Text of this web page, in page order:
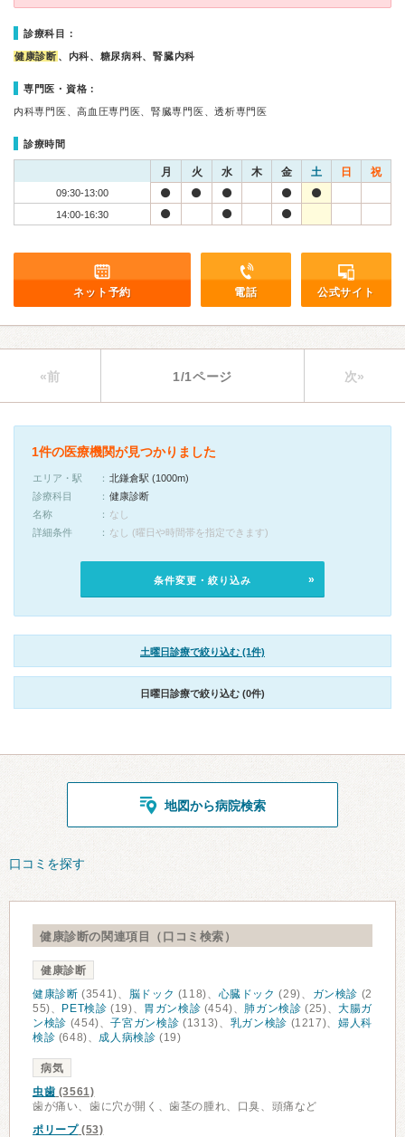
診療科目：
健康診断 、内科、糖尿病科、腎臓内科
専門医・資格：
内科専門医、高血圧専門医、腎臓専門医、透析専門医
診療時間
月 火 水 木 金 土 日 祝
09:30-13:00
14:00-16:30
ネット予約 電話 公式サイト
«前 1/1ページ 次»
1件の医療機関が見つかりました
エリア・駅
北鎌倉駅 (1000m)
診療科目
健康診断
名称
なし
詳細条件
なし (曜日や時間帯を指定できます)
条件変更・絞り込み
土曜日診療で絞り込む (1件)
日曜日診療で絞り込む (0件)
地図から病院検索
口コミを探す
健康診断の関連項目（口コミ検索）
健康診断
健康診断 (3541)、 脳ドック (118)、 心臓ドック (29)、 ガン検診 (2
55)、
PET検診 (19)、 胃ガン検診 (454)、 肺ガン検診 (25)、大腸ガ
ン検診 (454)、子宮ガン検診 (1313)、 乳ガン検診 (1217)、 婦人科
検診 (648)、 成人病検診 (19)
病気
虫歯 (3561)
歯が痛い、歯に穴が開く、歯茎の腫れ、口臭、頭痛など
ポリープ(53)